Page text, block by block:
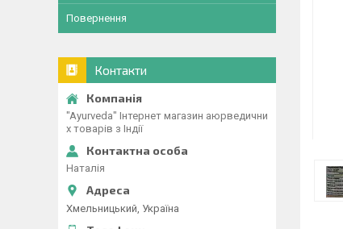
Повернення
Контакти
"Ayurveda" Інтернет магазин аюрведични
х товарів з Індії
Наталія
Хмельницький, Україна